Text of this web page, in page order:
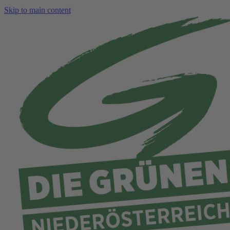
Skip to main content